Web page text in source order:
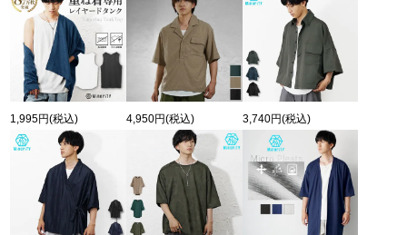
1,995円(税込) 4,950円(税込) 3,740円(税込)